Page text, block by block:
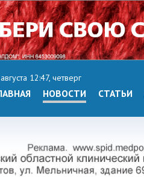
12:47, четверг
НОВОСТИ СТАТЬИ